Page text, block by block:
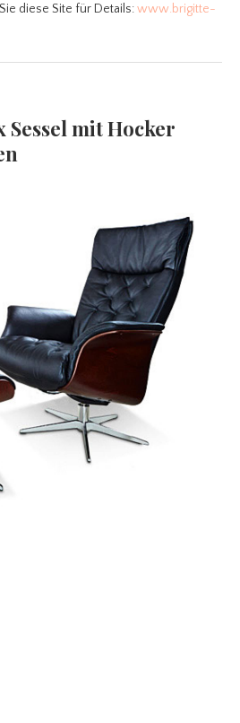
diese Site für Details:www.brigitte-
Sessel mit Hocker